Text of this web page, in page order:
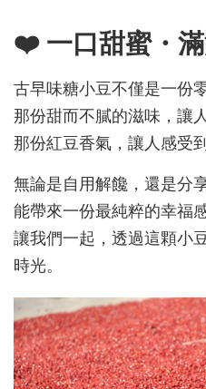
❤️ 一口甜蜜・
古早味糖小豆不僅是一份
那份甜而不膩的滋味，讓
那份紅豆香氣，讓人感受
無論是自用解饞，還是分
能帶來一份最純粹的幸福感
讓我們一起，透過這顆小
時光。